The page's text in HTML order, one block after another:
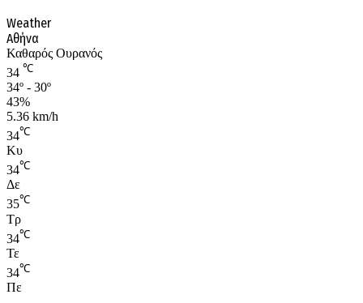
Weather
Αθήνα
Καθαρός Ουρανός
34 ℃
34º - 30º
43%
5.36 km/h
34℃
Κυ
34℃
Δε
35℃
Τρ
34℃
Τε
34℃
Πε